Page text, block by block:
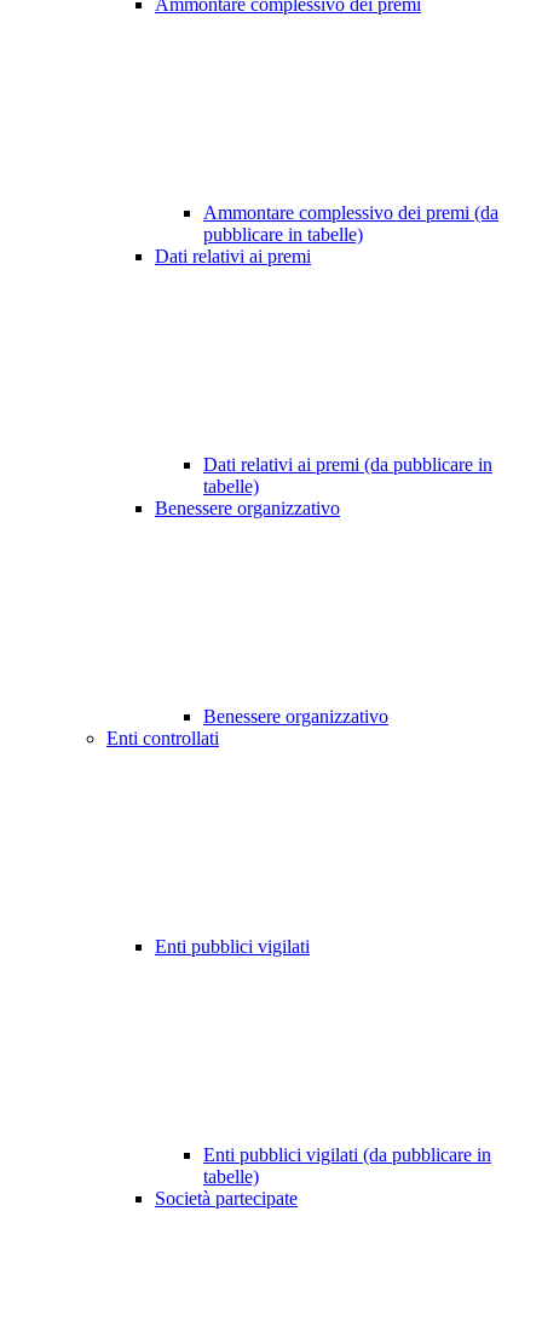
Ammontare complessivo dei premi
Ammontare complessivo dei premi (da
pubblicare in tabelle)
Dati relativi ai premi
Dati relativi ai premi (da pubblicare in
tabelle)
Benessere organizzativo
Benessere organizzativo
Enti controllati
Enti pubblici vigilati
Enti pubblici vigilati (da pubblicare in
tabelle)
Società partecipate